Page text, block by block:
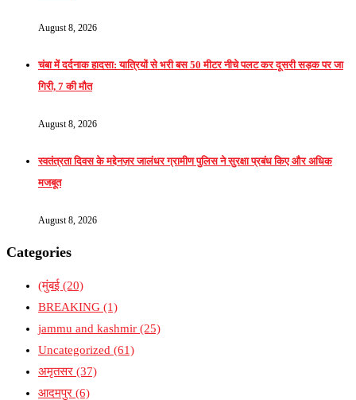
August 8, 2026
चंबा में दर्दनाक हादसा: यात्रियों से भरी बस 50 मीटर नीचे पलट कर दूसरी सड़क पर जा
गिरी, 7 की मौत
August 8, 2026
स्वतंत्रता दिवस के मद्देनज़र जालंधर ग्रामीण पुलिस ने सुरक्षा प्रबंध किए और अधिक
मजबूत
August 8, 2026
Categories
(मुंबई (20)
BREAKING (1)
jammu and kashmir (25)
Uncategorized (61)
अमृतसर (37)
आदमपुर (6)